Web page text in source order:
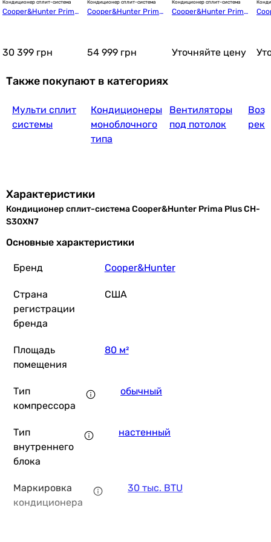
27 500грн Купить
Clair BASIC-24A-R410
35 816грн Купить
27 590грн
29 899грн
Кондиционер сплит-система
Cooper&Hunter Prima
30 399 грн
Кондиционер сплит-система
Cooper&Hunter Prima
54 999 грн
Кондиционер сплит-система
Cooper&Hunter Prima
Уточняйте цену
Также покупают в категориях
Мульти сплит
системы
Кондиционеры
моноблочного
типа
Вентиляторы
под потолок
Характеристики
Кондиционер сплит-система Cooper&Hunter Prima Plus CH-
S30XN7
Основные характеристики
Бренд Cooper&Hunter
Страна
регистрации
бренда
США
Площадь
помещения
80 м²
Тип
компрессора
обычный
Тип
внутреннего
блока
настенный
Маркировка
кондиционера
30 тыс. BTU